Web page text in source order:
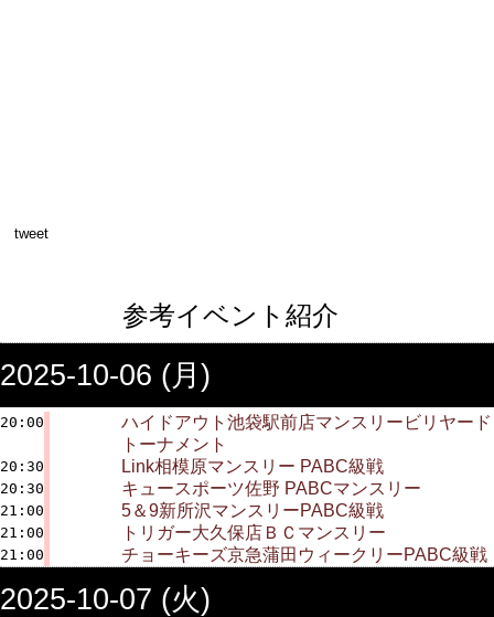
tweet
参考イベント紹介
2025-10-06 (月)
20:00
ハイドアウト池袋駅前店マンスリービリヤード
トーナメント
20:30 Link相模原マンスリー PABC級戦
20:30 キュースポーツ佐野 PABCマンスリー
21:00 5＆9新所沢マンスリーPABC級戦
21:00 トリガー大久保店ＢＣマンスリー
21:00 チョーキーズ京急蒲田ウィークリーPABC級戦
2025-10-07 (火)